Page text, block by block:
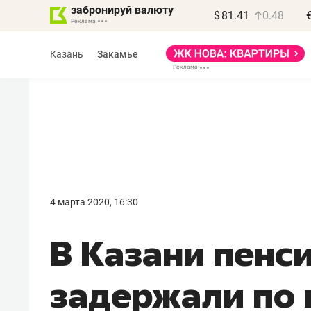
забронируй валюту $ 81.41 0.48
Казань Закамье
4 марта 2020, 16:30
В Казани
задержали по
правил, бизнес может
потерять минимум